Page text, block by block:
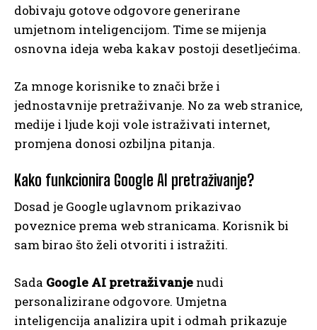
dobivaju gotove odgovore generirane
umjetnom inteligencijom. Time se mijenja
osnovna ideja weba kakav postoji desetljećima.
Za mnoge korisnike to znači brže i
jednostavnije pretraživanje. No za web stranice,
medije i ljude koji vole istraživati internet,
promjena donosi ozbiljna pitanja.
Kako funkcionira Google AI pretraživanje?
Dosad je Google uglavnom prikazivao
poveznice prema web stranicama. Korisnik bi
sam birao što želi otvoriti i istražiti.
Sada Google AI pretraživanje nudi
personalizirane odgovore. Umjetna
inteligencija analizira upit i odmah prikazuje